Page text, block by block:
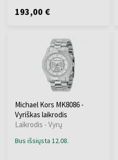
193,00 €
Michael Kors MK8086 -
Vyriškas laikrodis
Laikrodis - Vyrų
Bus išsiųsta 12.08.